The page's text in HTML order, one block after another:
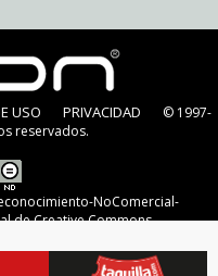
USO PRIVACIDAD
© 1997-
reservados.
NoComercial-
de Creative Commons